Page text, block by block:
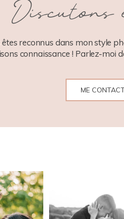
Discutons
êtes reconnus dans mon style
connaissance ! Parlez-moi
ME